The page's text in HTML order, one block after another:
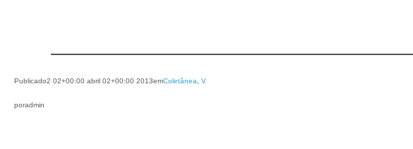
Publicado2 02+00:00 abril 02+00:00 2013emColetânea V
poradmin